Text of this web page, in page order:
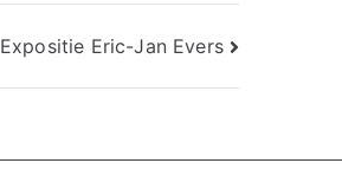
Expositie Eric-Jan Evers